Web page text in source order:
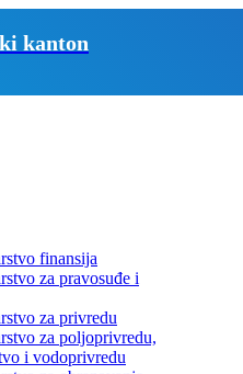
kanton
finansija
za pravosuđe i
za privredu
za poljoprivredu,
i vodoprivredu